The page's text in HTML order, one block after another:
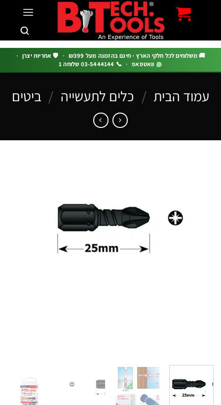
משלוחים לכל חלקי הארץ · חינם בהזמנה מעל ₪399 · 🛡️ אחריות יצרן ·
וואטסאפ · 📞 03-5444144 שלוחה 1
הבית / כלים לתעשייה / ביטים